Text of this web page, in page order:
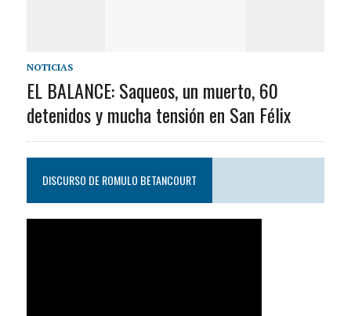
NOTICIAS
EL BALANCE: Saqueos, un muerto, 60
detenidos y mucha tensión en San Félix
DISCURSO DE ROMULO BETANCOURT